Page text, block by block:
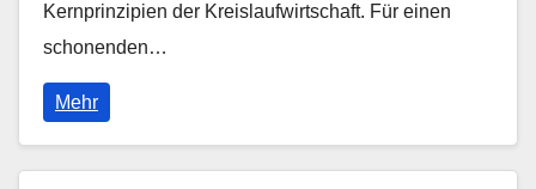
Kernprinzipien der Kreislaufwirtschaft. Für einen
schonenden…
Mehr